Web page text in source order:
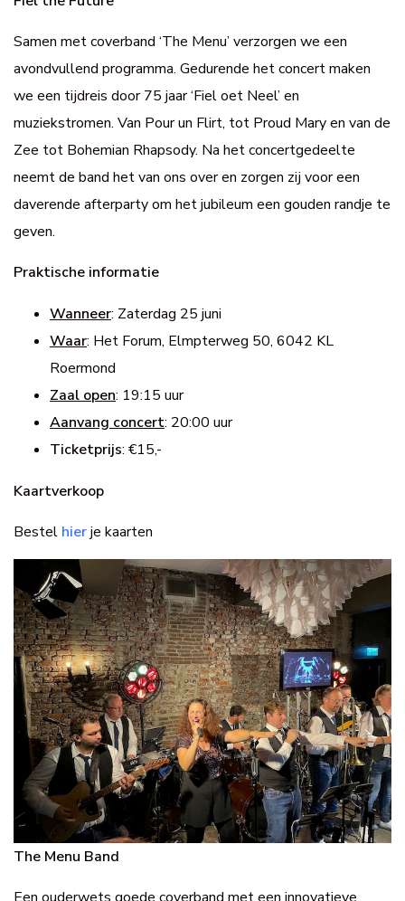
Samen met coverband ‘The Menu’ verzorgen we een
avondvullend programma. Gedurende het concert maken
we een tijdreis door 75 jaar ‘Fiel oet Neel’ en
muziekstromen. Van Pour un Flirt, tot Proud Mary en van de
Zee tot Bohemian Rhapsody. Na het concertgedeelte
neemt de band het van ons over en zorgen zij voor een
daverende afterparty om het jubileum een gouden randje te
geven.
Praktische informatie
Wanneer: Zaterdag 25 juni
Waar: Het Forum, Elmpterweg 50, 6042 KL
Roermond
Zaal open: 19:15 uur
Aanvang concert: 20:00 uur
Ticketprijs: €15,-
Kaartverkoop
Bestel hierje kaarten
The Menu Band